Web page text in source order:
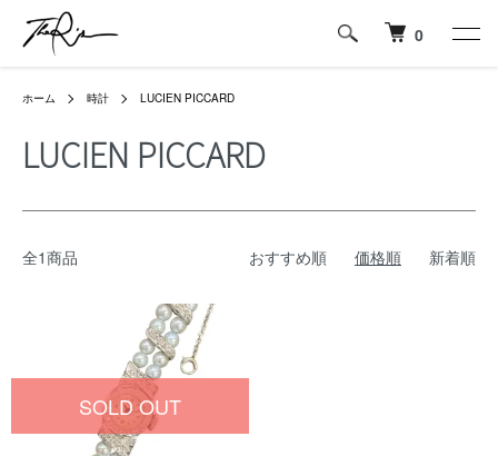
0
ホーム 時計 LUCIEN PICCARD
LUCIEN PICCARD
全1商品 おすすめ順 価格順 新着順
SOLD OUT